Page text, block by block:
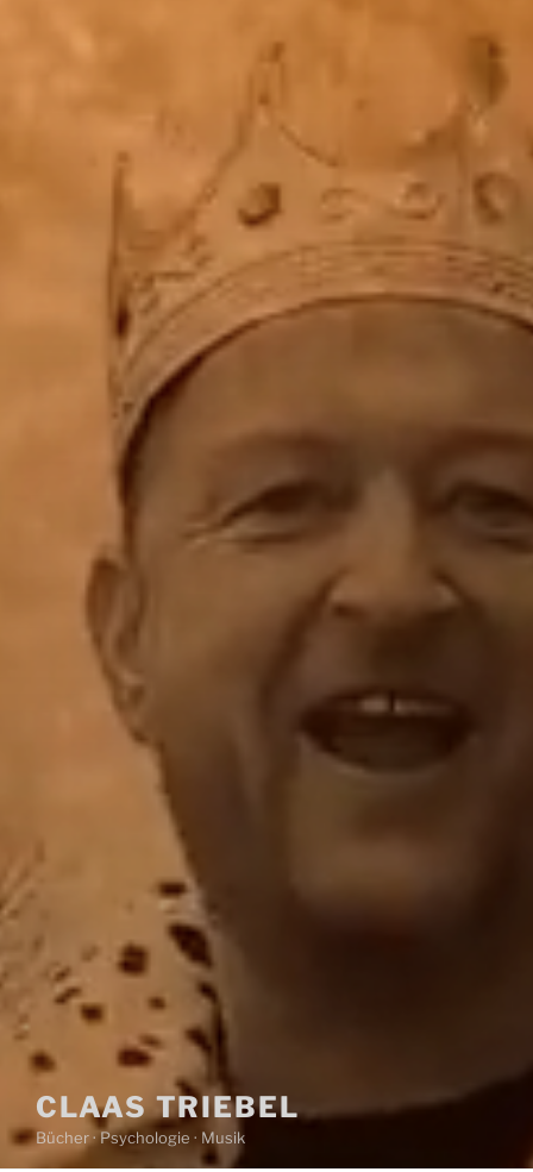
CLAAS TRIEBEL
Bücher · Psychologie · Musik